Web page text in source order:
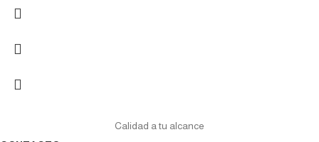
Calidad a tu alcance